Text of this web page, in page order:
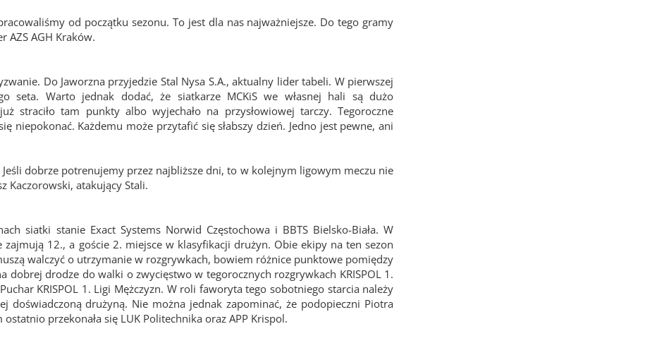
od początku sezonu. To jest dla nas najważniejsze. Do tego gramy
AZS AGH Kraków.
Do Jaworzna przyjedzie Stal Nysa S.A., aktualny lider tabeli. W pierwszej
seta. Warto jednak dodać, że siatkarze MCKiS we własnej hali są dużo
straciło tam punkty albo wyjechało na przysłowiowej tarczy. Tegoroczne
niepokonać. Każdemu może przytafić się słabszy dzień. Jedno jest pewne, ani
dobrze potrenujemy przez najbliższe dni, to w kolejnym ligowym meczu nie
Kaczorowski, atakujący Stali.
siatki stanie Exact Systems Norwid Częstochowa i BBTS Bielsko-Biała. W
12., a goście 2. miejsce w klasyfikacji drużyn. Obie ekipy na ten sezon
walczyć o utrzymanie w rozgrywkach, bowiem różnice punktowe pomiędzy
dobrej drodze do walki o zwycięstwo w tegorocznych rozgrywkach KRISPOL 1.
KRISPOL 1. Ligi Mężczyzn. W roli faworyta tego sobotniego starcia należy
doświadczoną drużyną. Nie można jednak zapominać, że podopieczni Piotra
przekonała się LUK Politechnika oraz APP Krispol.